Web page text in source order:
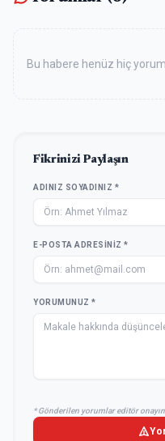
Bu habere henüz hiç
Fikrinizi Paylaşın
ADINIZ SOYADINIZ *
E-POSTA ADRESINIZ *
YORUMUNUZ *
* Gönderilen yorumlar editör